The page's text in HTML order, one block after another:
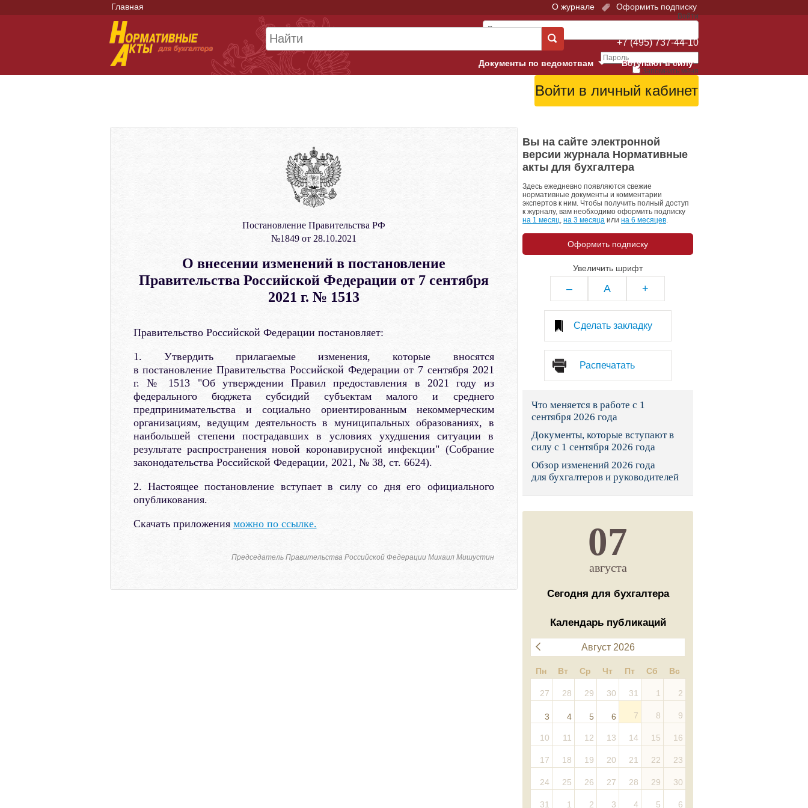
Главная О журнале Оформить подписку
Войти
Запомнить меня
+7 (495) 737-44-10
Вступают в силу
Документы по ведомствам
Арбитражные суды
Верховный Суд
Гострудинспекция в г. Москве
Конституционный Суд
Правительство
Президент: законы и указы
Социальный фонд России
Суд общей юрисдикции
Федеральная налоговая служба
Фонд социального страхования
Постановление Правительства РФ
№1849 от 28.10.2021
О внесении изменений в постановление
Правительства Российской Федерации от 7 сентября
2021 г. № 1513
Правительство Российской Федерации постановляет:
1. Утвердить прилагаемые изменения, которые вносятся
в постановление Правительства Российской Федерации от 7 сентября 2021
г. № 1513 "Об утверждении Правил предоставления в 2021 году из
федерального бюджета субсидий субъектам малого и среднего
предпринимательства и социально ориентированным некоммерческим
организациям, ведущим деятельность в муниципальных образованиях, в
наибольшей степени пострадавших в условиях ухудшения ситуации в
результате распространения новой коронавирусной инфекции" (Собрание
законодательства Российской Федерации, 2021, № 38, ст. 6624).
2. Настоящее постановление вступает в силу со дня его официального
опубликования.
Скачать приложения можно по ссылке.
Председатель Правительства Российской Федерации Михаил Мишустин
Вы на сайте электронной
версии журнала Нормативные
акты для бухгалтера
Здесь ежедневно появляются свежие
нормативные документы и комментарии
экспертов к ним. Чтобы получить полный доступ
к журналу, вам необходимо оформить подписку
на 1 месяц, на 3 месяца или на 6 месяцев.
Оформить подписку
Увеличить шрифт
– A +
Сделать закладку
Распечатать
Что меняется в работе с 1
сентября 2026 года
Документы, которые вступают в
силу с 1 сентября 2026 года
Обзор изменений 2026 года
для бухгалтеров и руководителей
07
августа
Сегодня для бухгалтера
Календарь публикаций
Август 2026
Пн Вт Ср Чт Пт Сб Вс
27 28 29 30 31 1 2
3 4 5 6 7 8 9
10 11 12 13 14 15 16
17 18 19 20 21 22 23
24 25 26 27 28 29 30
31 1 2 3 4 5 6